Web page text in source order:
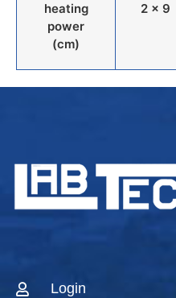
heating
power
(cm)
2 x 9
Login